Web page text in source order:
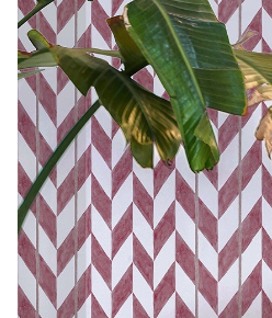
CONTACTO